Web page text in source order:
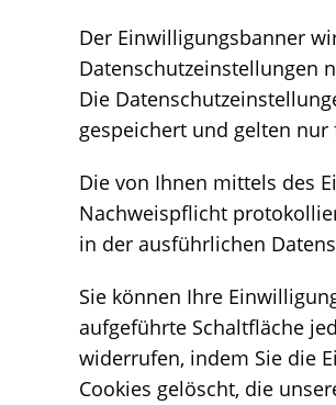
Der Einwilligungsbanner
Datenschutzeinstellungen
Die
gespeichert und gelten
Die von Ihnen mittels des
Nachweispflicht
in der ausführlichen
Sie können Ihre
aufgeführte Schaltfläche
widerrufen, indem Sie die
Cookies gelöscht, die